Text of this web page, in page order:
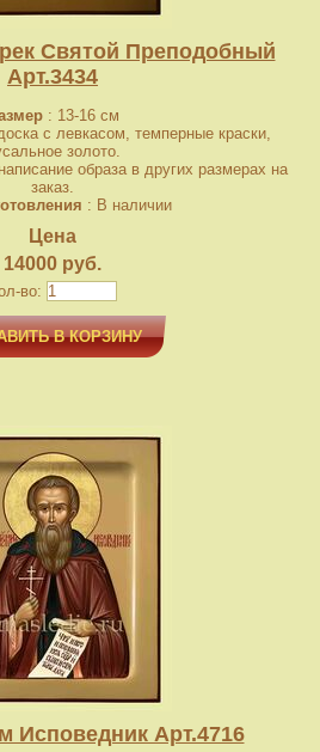
Святой Преподобный
Арт.3434
: 13-16 см
с левкасом, темперные краски,
золото.
образа в других размерах на
заказ.
: В наличии
Цена
14000 руб.
во:
В КОРЗИНУ
Исповедник Арт.4716